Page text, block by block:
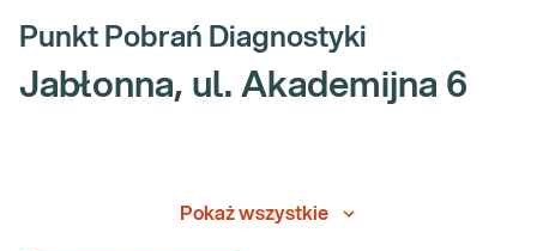
Punkt Pobrań Diagnostyki
Jabłonna, ul. Akademijna 6
Pokaż wszystkie